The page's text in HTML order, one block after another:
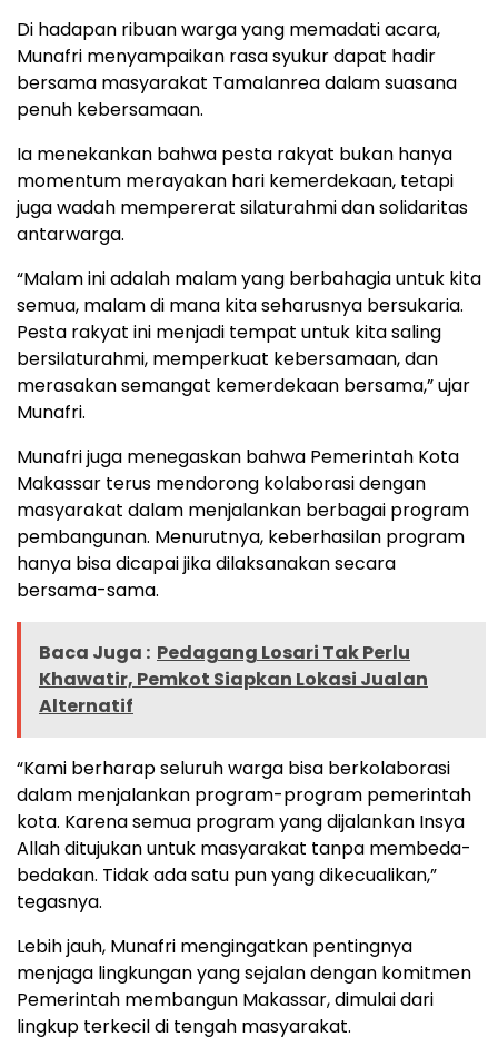
Di hadapan ribuan warga yang memadati acara,
Munafri menyampaikan rasa syukur dapat hadir
bersama masyarakat Tamalanrea dalam suasana
penuh kebersamaan.
Ia menekankan bahwa pesta rakyat bukan hanya
momentum merayakan hari kemerdekaan, tetapi
juga wadah mempererat silaturahmi dan solidaritas
antarwarga.
“Malam ini adalah malam yang berbahagia untuk kita
semua, malam di mana kita seharusnya bersukaria.
Pesta rakyat ini menjadi tempat untuk kita saling
bersilaturahmi, memperkuat kebersamaan, dan
merasakan semangat kemerdekaan bersama,” ujar
Munafri.
Munafri juga menegaskan bahwa Pemerintah Kota
Makassar terus mendorong kolaborasi dengan
masyarakat dalam menjalankan berbagai program
pembangunan. Menurutnya, keberhasilan program
hanya bisa dicapai jika dilaksanakan secara
bersama-sama.
Baca Juga : Pedagang Losari Tak Perlu
Khawatir, Pemkot Siapkan Lokasi Jualan
Alternatif
“Kami berharap seluruh warga bisa berkolaborasi
dalam menjalankan program-program pemerintah
kota. Karena semua program yang dijalankan Insya
Allah ditujukan untuk masyarakat tanpa membeda-
bedakan. Tidak ada satu pun yang dikecualikan,”
tegasnya.
Lebih jauh, Munafri mengingatkan pentingnya
menjaga lingkungan yang sejalan dengan komitmen
Pemerintah membangun Makassar, dimulai dari
lingkup terkecil di tengah masyarakat.